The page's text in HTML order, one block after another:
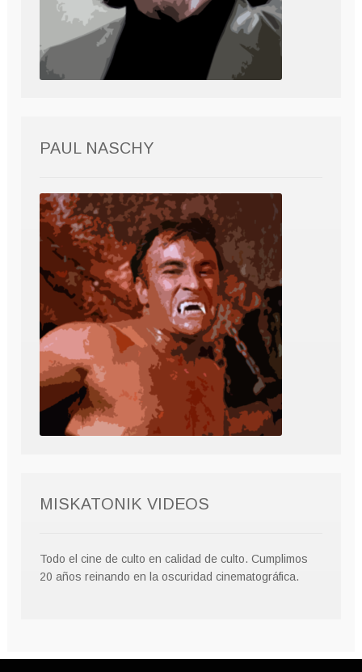
PAUL NASCHY
MISKATONIK VIDEOS
Todo el cine de culto en calidad de culto. Cumplimos
20 años reinando en la oscuridad cinematográfica.